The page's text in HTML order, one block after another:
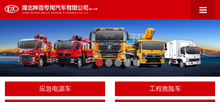
应急电源车 工程救险车